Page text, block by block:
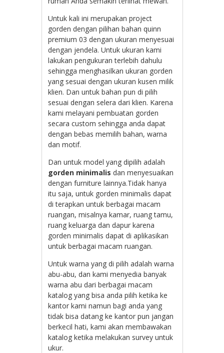
Untuk kali ini merupakan project
gorden dengan pilihan bahan quinn
premium 03 dengan ukuran menyesuai
dengan jendela. Untuk ukuran kami
lakukan pengukuran terlebih dahulu
sehingga menghasilkan ukuran gorden
yang sesuai dengan ukuran kusen milik
klien. Dan untuk bahan pun di pilih
sesuai dengan selera dari klien. Karena
kami melayani pembuatan gorden
secara custom sehingga anda dapat
dengan bebas memilih bahan, warna
dan motif.
Dan untuk model yang dipilih adalah
gorden minimalis dan menyesuaikan
dengan furniture lainnya.Tidak hanya
itu saja, untuk gorden minimalis dapat
di terapkan untuk berbagai macam
ruangan, misalnya kamar, ruang tamu,
ruang keluarga dan dapur karena
gorden minimalis dapat di aplikasikan
untuk berbagai macam ruangan.
Untuk warna yang di pilih adalah warna
abu-abu, dan kami menyedia banyak
warna abu dari berbagai macam
katalog yang bisa anda pilih ketika ke
kantor kami namun bagi anda yang
tidak bisa datang ke kantor pun jangan
berkecil hati, kami akan membawakan
katalog ketika melakukan survey untuk
ukur.